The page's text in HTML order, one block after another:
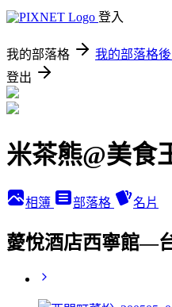
登入
我的部落格 我的部落格
登出
米茶熊@美食
相簿 部落格 名片
薆悅酒店西寧館—